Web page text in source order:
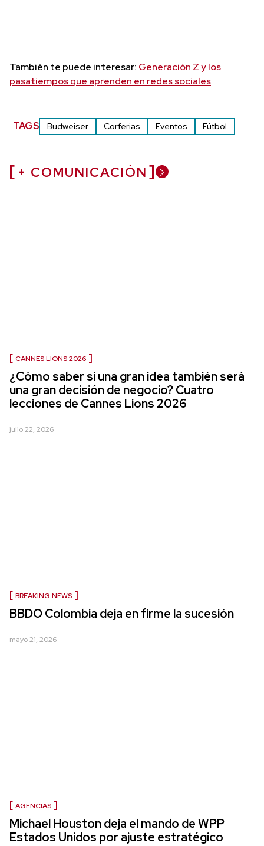
También te puede interesar: Generación Z y los
pasatiempos que aprenden en redes sociales
TAGS Budweiser Corferias Eventos Fútbol
+ COMUNICACIÓN
CANNES LIONS 2026
¿Cómo saber si una gran idea también será
una gran decisión de negocio? Cuatro
lecciones de Cannes Lions 2026
julio 22, 2026
BREAKING NEWS
BBDO Colombia deja en firme la sucesión
mayo 21, 2026
AGENCIAS
Michael Houston deja el mando de WPP
Estados Unidos por ajuste estratégico